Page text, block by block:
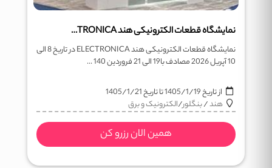
نمایشگاه قطعات الکترونیکی هند ELECTRONICA
نمایشگاه قطعات الکترونیکی هند ELECTRONICA در تاریخ 8 الی
10 آپریل 2026 مصادف با19 الی 21 فروردین 140 ...
از تاریخ1405/1/19تا تاریخ1405/1/21
هند/بنگلور/الکترونیک و برق
همین الان رزرو کن